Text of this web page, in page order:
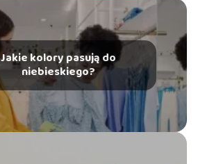
Jakie kolory pasują do
niebieskiego?